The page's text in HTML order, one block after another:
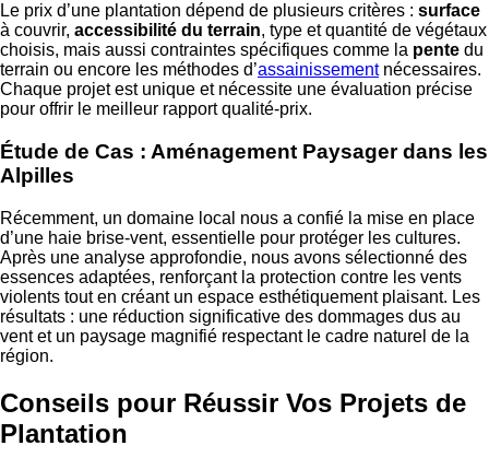
Le prix d’une plantation dépend de plusieurs critères : surface
à couvrir, accessibilité du terrain, type et quantité de végétaux
choisis, mais aussi contraintes spécifiques comme la pente du
terrain ou encore les méthodes d’assainissementnécessaires.
Chaque projet est unique et nécessite une évaluation précise
pour offrir le meilleur rapport qualité-prix.
Étude de Cas : Aménagement Paysager dans les
Alpilles
Récemment, un domaine local nous a confié la mise en place
d’une haie brise-vent, essentielle pour protéger les cultures.
Après une analyse approfondie, nous avons sélectionné des
essences adaptées, renforçant la protection contre les vents
violents tout en créant un espace esthétiquement plaisant. Les
résultats : une réduction significative des dommages dus au
vent et un paysage magnifié respectant le cadre naturel de la
région.
Conseils pour Réussir Vos Projets de
Plantation